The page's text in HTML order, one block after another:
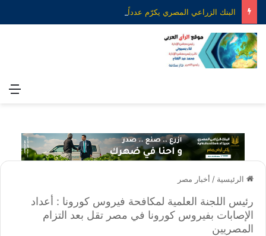
الرئيسية / أخبار مصر
رئيس اللجنة العلمية لمكافحة فيروس كورونا : أعداد
الإصابات بفيروس كورونا في مصر تقل بعد التزام
المصريين